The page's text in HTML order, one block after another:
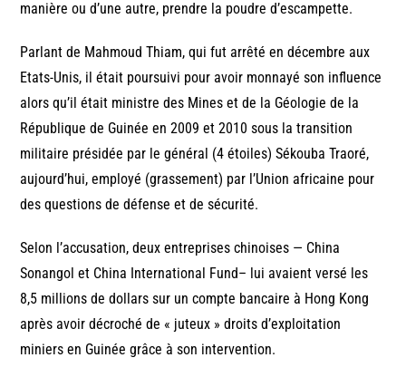
manière ou d’une autre, prendre la poudre d’escampette.
Parlant de Mahmoud Thiam, qui fut arrêté en décembre aux
Etats-Unis, il était poursuivi pour avoir monnayé son influence
alors qu’il était ministre des Mines et de la Géologie de la
République de Guinée en 2009 et 2010 sous la transition
militaire présidée par le général (4 étoiles) Sékouba Traoré,
aujourd’hui, employé (grassement) par l’Union africaine pour
des questions de défense et de sécurité.
Selon l’accusation, deux entreprises chinoises — China
Sonangol et China International Fund– lui avaient versé les
8,5 millions de dollars sur un compte bancaire à Hong Kong
après avoir décroché de « juteux » droits d’exploitation
miniers en Guinée grâce à son intervention.